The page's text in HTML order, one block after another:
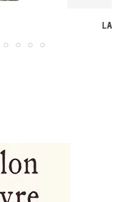
« ARBONIRISME »